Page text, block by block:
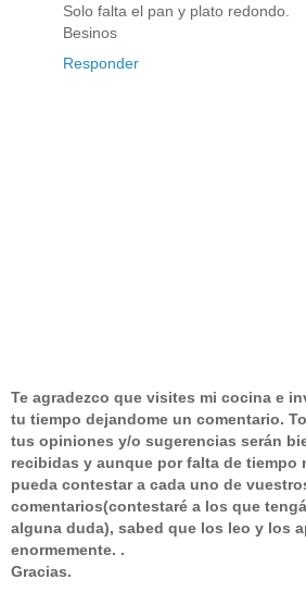
Solo falta el pan y plato redondo.
Besinos
Responder
Te agradezco que visites mi cocina e
tu tiempo dejandome un comentario.
tus opiniones y/o sugerencias serán
recibidas y aunque por falta de tiempo
pueda contestar a cada uno de
comentarios(contestaré a los que
alguna duda), sabed que los leo y los
enormemente. .
Gracias.